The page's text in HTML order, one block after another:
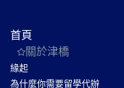
首頁
關於津橋
緣起
為什麼你需要留學代辦